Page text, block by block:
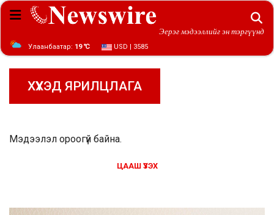
Эерэг мэдээллийг эн тэргүүнд
Улаанбаатар: 19 ℃ USD | 3585
ХҮҮХЭД ЯРИЛЦЛАГА
Мэдээлэл ороогүй байна.
ЦААШ ҮЗЭХ